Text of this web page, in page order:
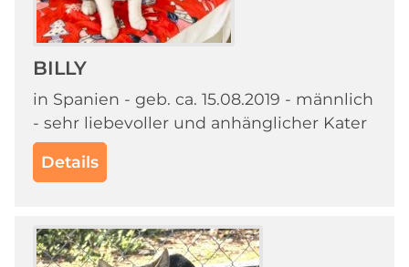
BILLY
in Spanien - geb. ca. 15.08.2019 - männlich
- sehr liebevoller und anhänglicher Kater
Details